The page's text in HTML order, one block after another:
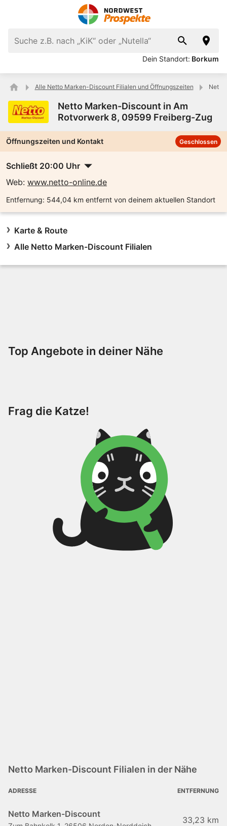
Dein Standort: Borkum
Alle Netto Marken-Discount Filialen und Öffnungszeiten Netto
Netto Marken-Discount in Am
Rotvorwerk 8, 09599 Freiberg-Zug
Öffnungszeiten und Kontakt Geschlossen
Schließt 20:00 Uhr
Web: www.netto-online.de
Entfernung: 544,04 km entfernt von deinem aktuellen Standort
Karte & Route
Alle Netto Marken-Discount Filialen
Top Angebote in deiner Nähe
Frag die Katze!
Netto Marken-Discount Filialen in der Nähe
ADRESSE ENTFERNUNG
Netto Marken-Discount
33,23 km